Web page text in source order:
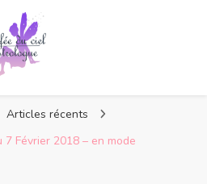
Articles récents
Février 2018 – en mode